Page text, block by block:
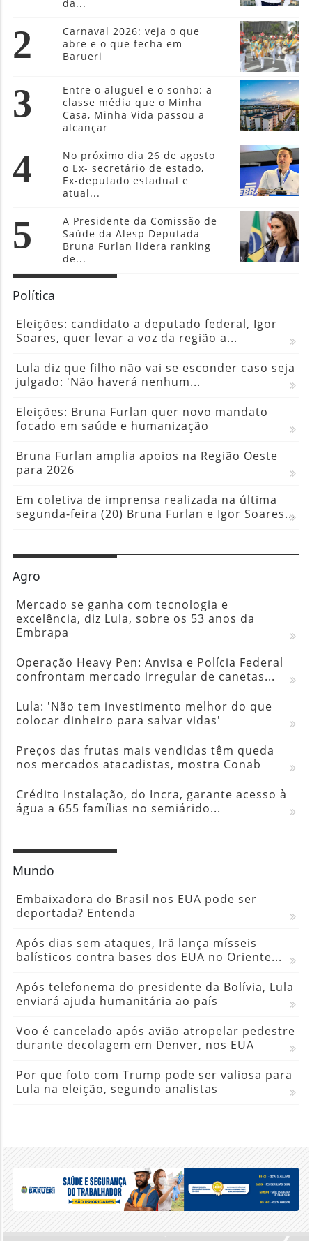
da...
2
Carnaval 2026: veja o que
abre e o que fecha em
Barueri
3
Entre o aluguel e o sonho: a
classe média que o Minha
Casa, Minha Vida passou a
alcançar
4
No próximo dia 26 de agosto
o Ex- secretário de estado,
Ex-deputado estadual e
atual...
5
A Presidente da Comissão de
Saúde da Alesp Deputada
Bruna Furlan lidera ranking
de...
Política
Eleições: candidato a deputado federal, Igor
Soares, quer levar a voz da região a...
Lula diz que filho não vai se esconder caso seja
julgado: 'Não haverá nenhum...
Eleições: Bruna Furlan quer novo mandato
focado em saúde e humanização
Bruna Furlan amplia apoios na Região Oeste
para 2026
Em coletiva de imprensa realizada na última
segunda-feira (20) Bruna Furlan e Igor Soares...
Agro
Mercado se ganha com tecnologia e
excelência, diz Lula, sobre os 53 anos da
Embrapa
Operação Heavy Pen: Anvisa e Polícia Federal
confrontam mercado irregular de canetas...
Lula: 'Não tem investimento melhor do que
colocar dinheiro para salvar vidas'
Preços das frutas mais vendidas têm queda
nos mercados atacadistas, mostra Conab
Crédito Instalação, do Incra, garante acesso à
água a 655 famílias no semiárido...
Mundo
Embaixadora do Brasil nos EUA pode ser
deportada? Entenda
Após dias sem ataques, Irã lança mísseis
balísticos contra bases dos EUA no Oriente...
Após telefonema do presidente da Bolívia, Lula
enviará ajuda humanitária ao país
Voo é cancelado após avião atropelar pedestre
durante decolagem em Denver, nos EUA
Por que foto com Trump pode ser valiosa para
Lula na eleição, segundo analistas